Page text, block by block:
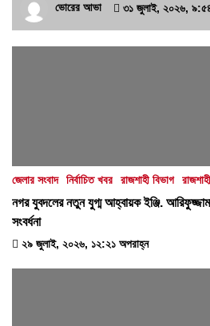
ভোরের আভা ৩১ জুলাই, ২০২৬, ৯:৫৪
জেলার সংবাদ নির্বাচিত খবর রাজশাহী বিভাগ
নগর যুবদলের নতুন যুগ্ম আহ্বায়ক ইঞ্জি.
সংবর্ধনা
২৯ জুলাই, ২০২৬, ১২:২১ অপরাহ্ন